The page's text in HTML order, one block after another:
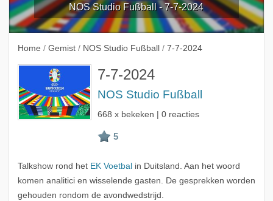
NOS Studio Fußball - 7-7-2024
Home / Gemist / NOS Studio Fußball / 7-7-2024
7-7-2024
NOS Studio Fußball
668 x bekeken | 0 reacties
Talkshow rond het EK Voetbal in Duitsland. Aan het woord
komen analitici en wisselende gasten. De gesprekken worden
gehouden rondom de avondwedstrijd.